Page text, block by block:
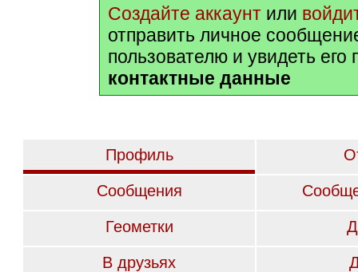
Создайте аккаунт или
отправить личное
пользователю и увидеть его
контактные данные
Профиль
Сообщения
Геометки
В друзьях